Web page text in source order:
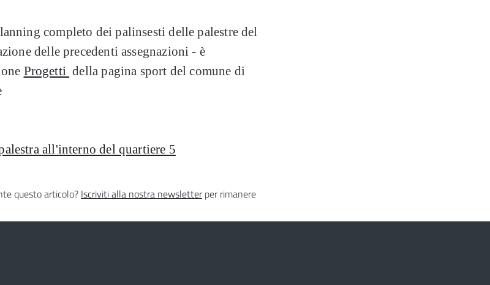
completo dei palinsesti delle palestre del
delle precedenti assegnazioni - è
Progetti della pagina sport del comune di
all'interno del quartiere 5
questo articolo? Iscriviti alla nostra newsletterper rimanere